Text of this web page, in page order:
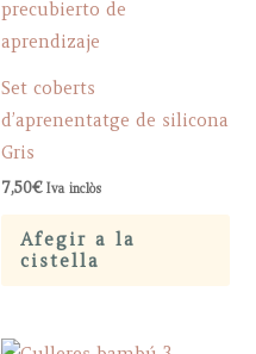
Set coberts
d’aprenentatge de silicona
Gris
7,50€ Iva inclòs
Afegir a la
cistella